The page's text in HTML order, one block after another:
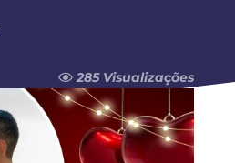
285 Visualizações